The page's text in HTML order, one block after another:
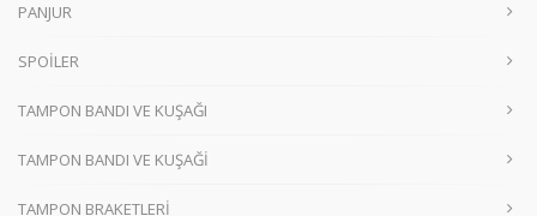
PANJUR
SPOİLER
TAMPON BANDI VE KUŞAĞI
TAMPON BANDI VE KUŞAĞİ
TAMPON BRAKETLERİ